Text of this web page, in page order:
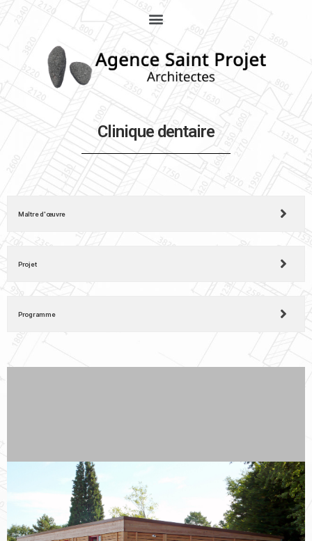
Clinique dentaire
Maître d'œuvre
Projet
Programme